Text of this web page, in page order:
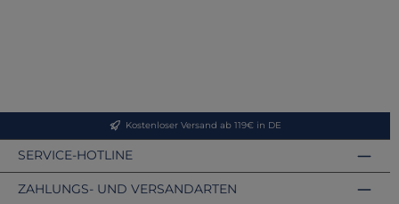
Kostenloser Versand ab 119€ in DE
SERVICE-HOTLINE
ZAHLUNGS- UND VERSANDARTEN